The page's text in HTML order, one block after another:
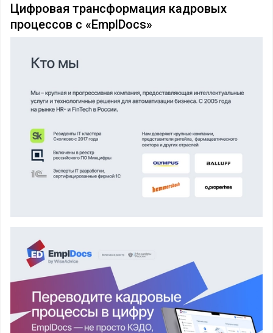
Цифровая трансформация кадровых
процессов с «EmplDocs»